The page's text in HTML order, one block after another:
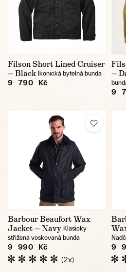
Filson Short Lined Cruiser
— Black Ikonická bytelná bunda
9 790 Kč
—
9
Barbour Beaufort Wax
Jacket — Navy Klasicky
střižená voskovaná bunda
9 990 Kč
(2x)
9